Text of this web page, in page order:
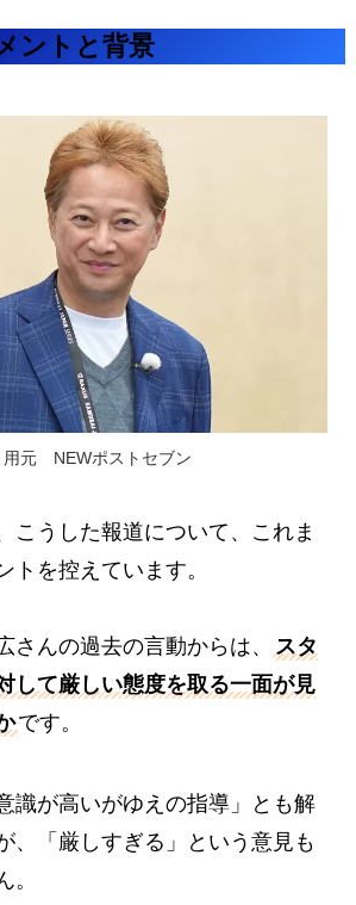
ントと背景
用元 NEWポストセブン
こうした報道について、これま
トを控えています。
さんの過去の言動からは、
スタ
して厳しい態度を取る一面が見
です。
識が高いがゆえの指導」とも解
、「厳しすぎる」という意見も
。